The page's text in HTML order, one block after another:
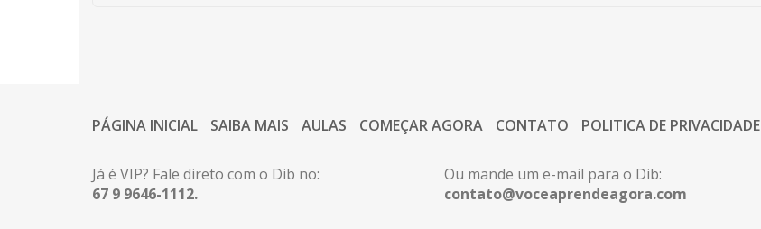
PÁGINA INICIAL SAIBA MAIS AULAS COMEÇAR AGORA CONTATO POLITICA DE PRIVACIDADE
Já é VIP? Fale direto com o Dib no:
67 9 9646-1112.
Ou mande um e-mail para o Dib:
contato@voceaprendeagora.com